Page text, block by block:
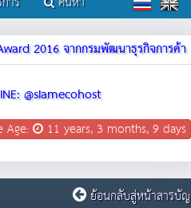
2016 จากกรมพัฒนาธุรกิจการค้า
@siamecohost
Age: 11 years, 3 months, 9 days
ย้อนกลับสู่หน้าสารบัญ